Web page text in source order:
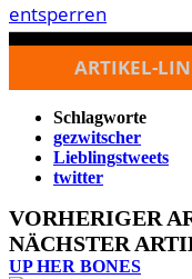
entsperren
ARTIKEL-
Schlagworte
gezwitscher
Lieblingstweets
twitter
VORHERIGER
NÄCHSTER
UP HER BONES